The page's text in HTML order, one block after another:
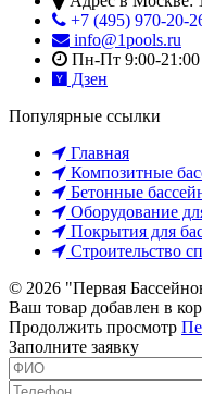
+7 (495) 970-20-
info@1pools.ru
Пн-Пт 9:00-21:00
Дзен
Популярные ссылки
Главная
Композитные
Бетонные
Оборудование
Покрытия для
Строительство
© 2026 "Первая
Ваш товар добавлен в
Продолжить просмотр
Заполните заявку